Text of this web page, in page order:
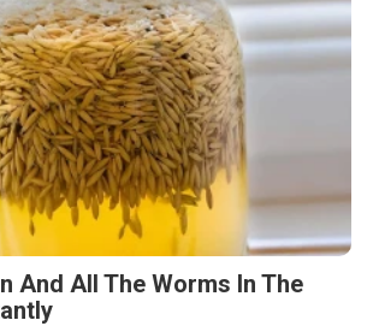
And All The Worms In The